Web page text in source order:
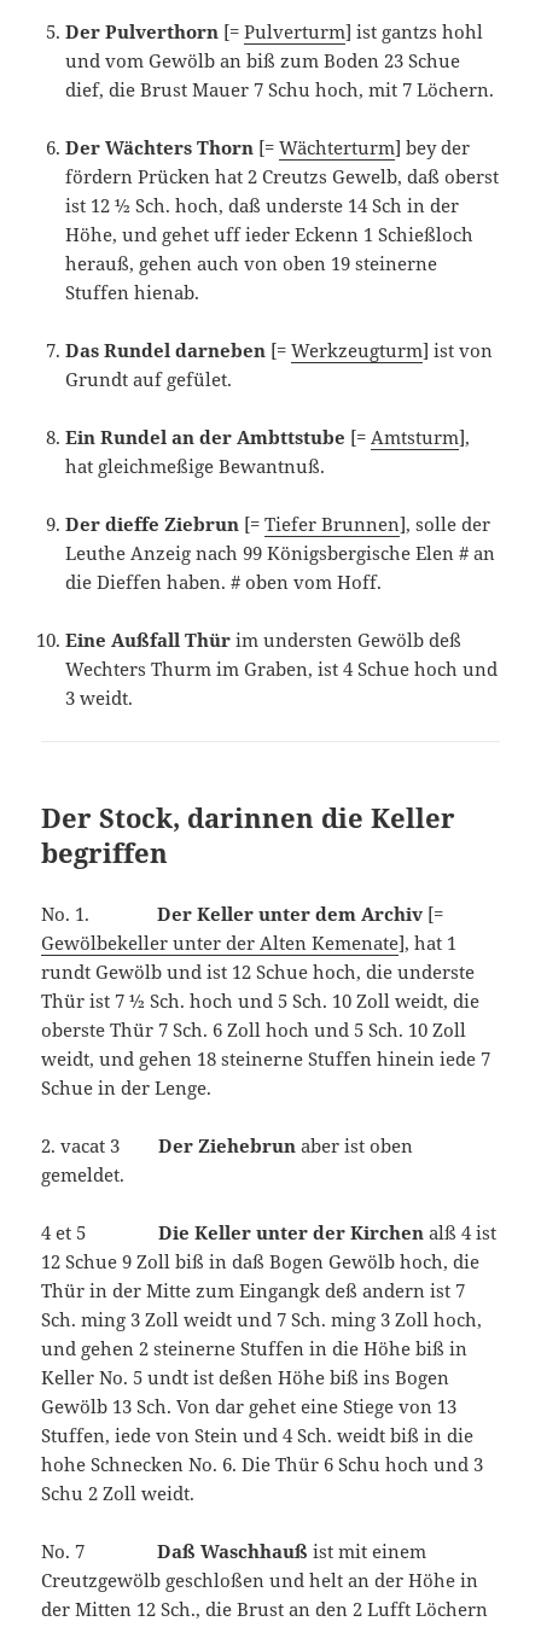
Der Pulverthorn [=Pulverturm] ist gantzs hohl
und vom Gewölb an biß zum Boden 23 Schue
dief, die Brust Mauer 7 Schu hoch, mit 7 Löchern.
Der Wächters Thorn [=Wächterturm] bey der
fördern Prücken hat 2 Creutzs Gewelb, daß oberst
ist 12 ½ Sch. hoch, daß underste 14 Sch in der
Höhe, und gehet uff ieder Eckenn 1 Schießloch
herauß, gehen auch von oben 19 steinerne
Stuffen hienab.
Das Rundel darneben [=Werkzeugturm] ist von
Grundt auf gefület.
Ein Rundel an der Ambttstube [= Amtsturm],
hat gleichmeßige Bewantnuß.
Der dieffe Ziebrun [=Tiefer Brunnen], solle der
Leuthe Anzeig nach 99 Königsbergische Elen # an
die Dieffen haben. # oben vom Hoff.
Eine Außfall Thür im understen Gewölb deß
Wechters Thurm im Graben, ist 4 Schue hoch und
3 weidt.
Der Stock, darinnen die Keller
begriffen
No. 1.Der Keller unter dem Archiv [=
Gewölbekeller unter der Alten Kemenate], hat 1
rundt Gewölb und ist 12 Schue hoch, die underste
Thür ist 7 ½ Sch. hoch und 5 Sch. 10 Zoll weidt, die
oberste Thür 7 Sch. 6 Zoll hoch und 5 Sch. 10 Zoll
weidt, und gehen 18 steinerne Stuffen hinein iede 7
Schue in der Lenge.
2. vacat 3Der Ziehebrun aber ist oben
gemeldet.
4 et 5Die Keller unter der Kirchen alß 4 ist
12 Schue 9 Zoll biß in daß Bogen Gewölb hoch, die
Thür in der Mitte zum Eingangk deß andern ist 7
Sch. ming 3 Zoll weidt und 7 Sch. ming 3 Zoll hoch,
und gehen 2 steinerne Stuffen in die Höhe biß in
Keller No. 5 undt ist deßen Höhe biß ins Bogen
Gewölb 13 Sch. Von dar gehet eine Stiege von 13
Stuffen, iede von Stein und 4 Sch. weidt biß in die
hohe Schnecken No. 6. Die Thür 6 Schu hoch und 3
Schu 2 Zoll weidt.
No. 7Daß Waschhauß ist mit einem
Creutzgewölb geschloßen und helt an der Höhe in
der Mitten 12 Sch., die Brust an den 2 Lufft Löchern